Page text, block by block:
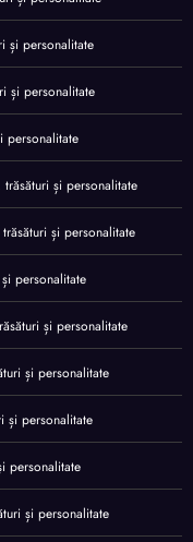
și personalitate
și personalitate
personalitate
trăsături și personalitate
și personalitate
personalitate
și personalitate
și personalitate
și personalitate
personalitate
și personalitate